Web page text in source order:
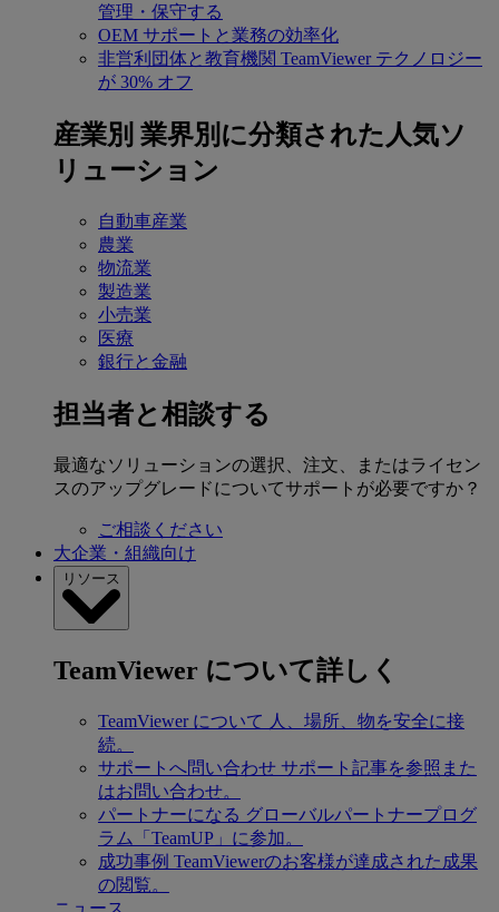
管理・保守する
OEM サポートと業務の効率化
非営利団体と教育機関 TeamViewer テクノロジー
が 30% オフ
産業別 業界別に分類された人気ソ
リューション
自動車産業
農業
物流業
製造業
小売業
医療
銀行と金融
担当者と相談する
最適なソリューションの選択、注文、またはライセン
スのアップグレードについてサポートが必要ですか？
ご相談ください
大企業・組織向け
リソース
TeamViewer について詳しく
TeamViewer について 人、場所、物を安全に接
続。
サポートへ問い合わせ サポート記事を参照また
はお問い合わせ。
パートナーになる グローバルパートナープログ
ラム「TeamUP」に参加。
成功事例 TeamViewerのお客様が達成された成果
の閲覧。
ニュース